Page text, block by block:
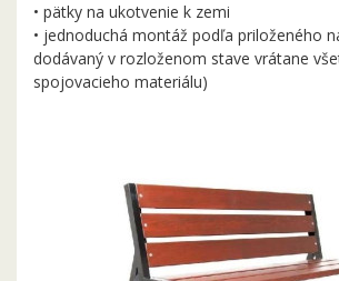
• pätky na ukotvenie k zemi
• jednoduchá montáž podľa priloženého
dodávaný v rozloženom stave vrátane
spojovacieho materiálu)